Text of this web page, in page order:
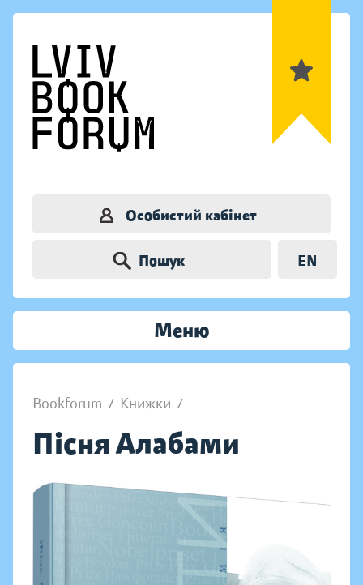
Особистий кабінет
Пошук EN
Меню
Bookforum / Книжки /
Пісня Алабами